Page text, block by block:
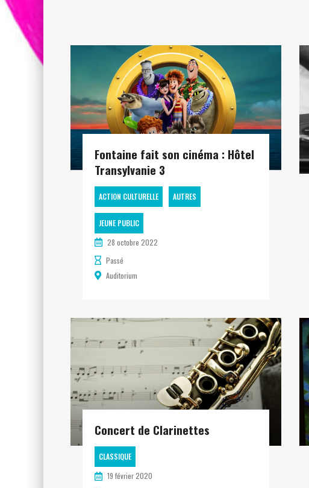
Fontaine fait son cinéma : Hôtel
Transylvanie 3
ACTION CULTURELLE AUTRES
JEUNE PUBLIC
28 octobre 2022
Passé
Auditorium
Concert de Clarinettes
CLASSIQUE
19 février 2020